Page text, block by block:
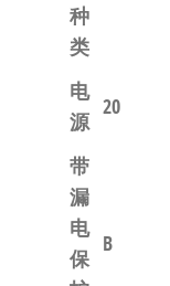
种
类
电
源
20
带
漏
电
保
B